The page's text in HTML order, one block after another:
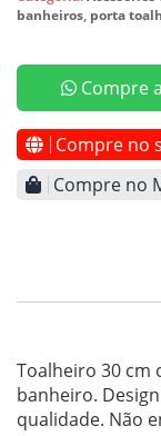
banheiros, porta
Compre
Compre no
Compre no
Toalheiro 30 cm
banheiro.
qualidade. Não